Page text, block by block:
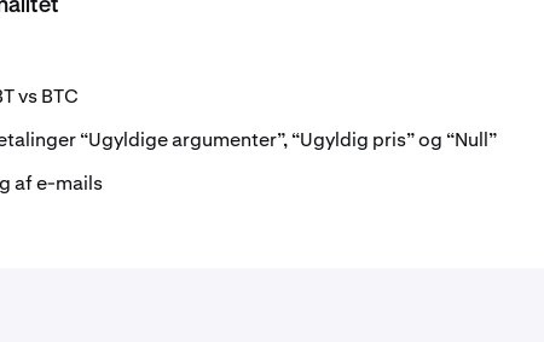
vs BTC
“Ugyldige argumenter”, “Ugyldig pris” og “Null”
af e-mails